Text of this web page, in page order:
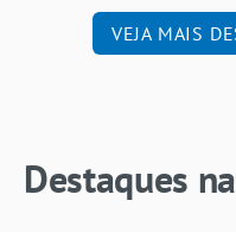
VEJA MAIS
Destaques